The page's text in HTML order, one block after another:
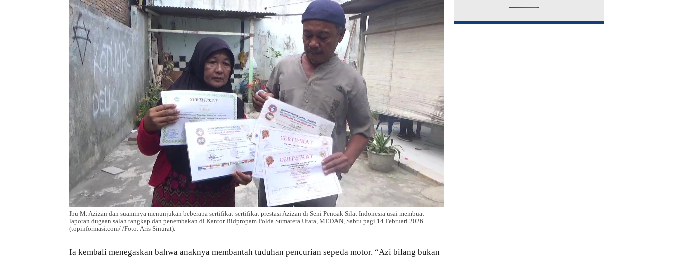
Ibu M. Azizan dan suaminya menunjukan beberapa sertifikat-sertifikat prestasi Azizan di Seni Pencak Silat Indonesia usai membuat
laporan dugaan salah tangkap dan penembakan di Kantor Bidpropam Polda Sumatera Utara, MEDAN, Sabtu pagi 14 Februari 2026.
(topinformasi.com/ /Foto: Aris Sinurat).
Ia kembali menegaskan bahwa anaknya membantah tuduhan pencurian sepeda motor. “Azi bilang bukan